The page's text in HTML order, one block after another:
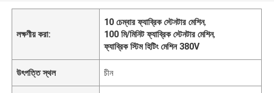
লক্ষণীয় করা:
10 চেম্বার ফ্যাব্রিক স্টেনটার মেশিন,
100 মি/মিনিট ফ্যাব্রিক স্টেনটার মেশিন,
ফ্যাব্রিক স্টিম হিটিং মেশিন 380V
উৎপত্তি স্থল চীন